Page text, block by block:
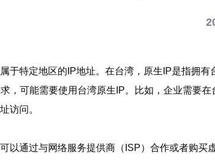
于特定地区的IP地址。在台湾，原生IP是指拥
，可能需要使用台湾原生IP。比如，企业需要
访问。
以通过与网络服务提供商（ISP）合作或者购买